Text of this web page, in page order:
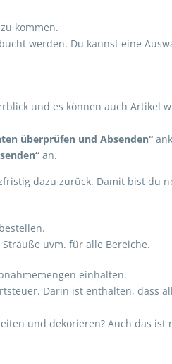
kommen.
werden. Du kannst eine
und es können auch Artikel
überprüfen und Absenden“
an.
dazu zurück. Damit bist du
uvm. für alle Bereiche.
einhalten.
Darin ist enthalten, dass
und dekorieren? Auch das